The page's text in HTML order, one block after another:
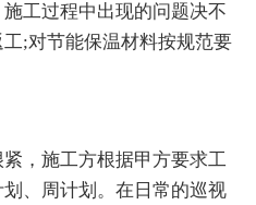
工过程中出现的问题决不
;对节能保温材料按规范要
，施工方根据甲方要求工
、周计划。在日常的巡视